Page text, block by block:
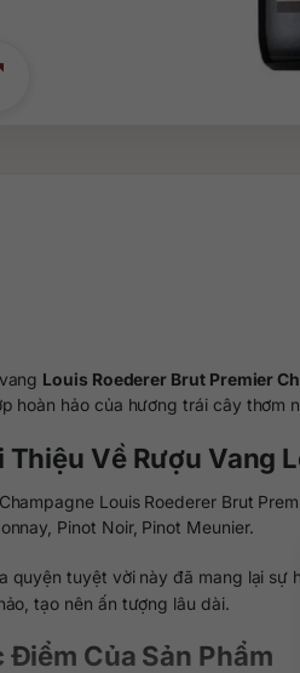
Louis Roederer Brut Premier
hoàn hảo của hương trái cây thơm
Thiệu Về Rượu Vang
Louis Roederer Brut
Pinot Noir, Pinot Meunier.
quyện tuyệt vời này đã mang lại
tạo nên ấn tượng lâu dài.
Điểm Của Sản Phẩm